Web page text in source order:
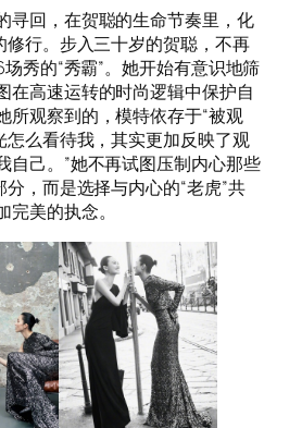
寻回，在贺聪的生命节奏里，化
修行。步入三十岁的贺聪，不再
秀的“秀霸”。她开始有意识地筛
在高速运转的时尚逻辑中保护自
所观察到的，模特依存于“被观
怎么看待我，其实更加反映了观
自己。”她不再试图压制内心那些
分，而是选择与内心的“老虎”共
美的执念。